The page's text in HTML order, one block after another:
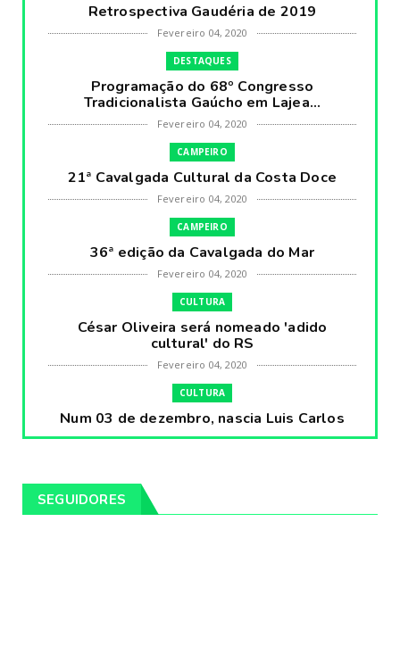
Retrospectiva Gaudéria de 2019
Fevereiro 04, 2020
DESTAQUES
Programação do 68º Congresso
Tradicionalista Gaúcho em Lajea...
Fevereiro 04, 2020
CAMPEIRO
21ª Cavalgada Cultural da Costa Doce
Fevereiro 04, 2020
CAMPEIRO
36ª edição da Cavalgada do Mar
Fevereiro 04, 2020
CULTURA
César Oliveira será nomeado 'adido
cultural' do RS
Fevereiro 04, 2020
CULTURA
Num 03 de dezembro, nascia Luis Carlos
Prestes, o Cavaleiro ...
Pintores da Temática Gauchesca - parte
SEGUIDORES